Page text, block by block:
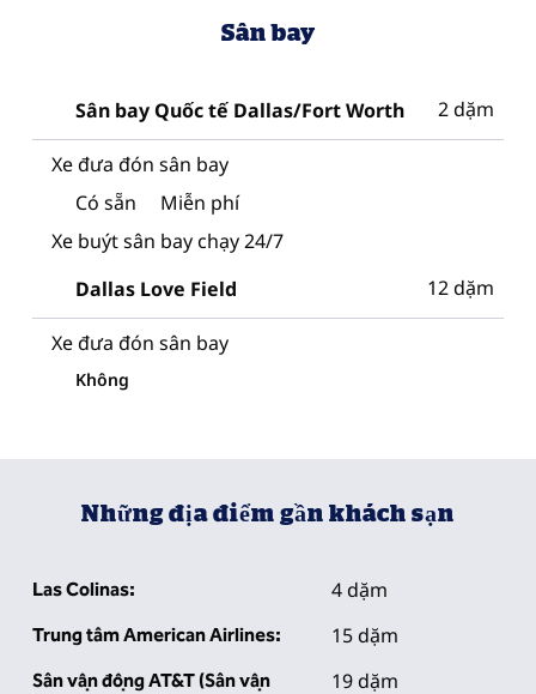
Sân bay
Sân bay Quốc tế Dallas/Fort Worth 2 dặm
Xe đưa đón sân bay
Có sẵn
Miễn phí
Xe buýt sân bay chạy 24/7
Dallas Love Field
12 dặm
Xe đưa đón sân bay
Không
Những địa điểm gần khách sạn
Las Colinas: 4 dặm
Trung tâm American Airlines: 15 dặm
Sân vận động AT&T (Sân vận
19 dặm